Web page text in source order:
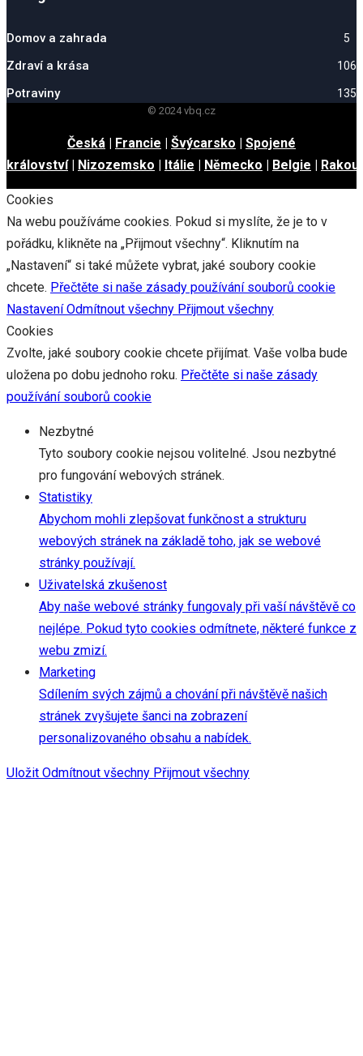
Domov a zahrada 5
Zdraví a krása 106
Potraviny 135
© 2024 vbq.cz
Česká Francie Švýcarsko
Spojené
království| Nizozemsko Itálie Německo Belgie
Cookies
Na webu používáme cookies. Pokud si myslíte, že je to v
pořádku, klikněte na „Přijmout všechny“. Kliknutím na
„Nastavení“ si také můžete vybrat, jaké soubory cookie
chcete. Přečtěte si naše zásady používání souborů cookie
NastaveníOdmítnout všechny Přijmout všechny
Cookies
Zvolte, jaké soubory cookie chcete přijímat. Vaše volba bude
uložena po dobu jednoho roku. Přečtěte si naše zásady
používání souborů cookie
Nezbytné
Tyto soubory cookie nejsou volitelné. Jsou nezbytné
pro fungování webových stránek.
Statistiky
Abychom mohli zlepšovat funkčnost a strukturu
webových stránek na základě toho, jak se webové
stránky používají.
Uživatelská zkušenost
Aby naše webové stránky fungovaly při vaší návštěvě co
nejlépe. Pokud tyto cookies odmítnete, některé funkce z
webu zmizí.
Marketing
Sdílením svých zájmů a chování při návštěvě našich
stránek zvyšujete šanci na zobrazení
personalizovaného obsahu a nabídek.
Uložit Odmítnout všechny Přijmout všechny